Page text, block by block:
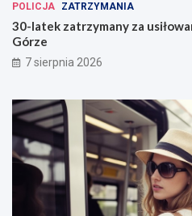
POLICJA ZATRZYMANIA
30-latek zatrzymany za
Górze
7 sierpnia 2026